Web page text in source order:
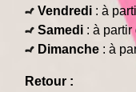
Vendredi : à
Samedi : à
Dimanche : à
Retour :